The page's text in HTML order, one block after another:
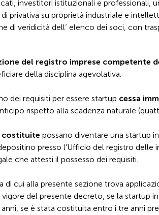
investitori istituzionali e professionali,
privativa su proprietà industriale e
di veridicità dell’ elenco dei soci, con
del registro imprese competente
della disciplina agevolativa.
dei requisiti per essere startup cessa
rispetto alla scadenza naturale
costituite possano diventare una startup
presso l'Ufficio del registro delle
che attesti il possesso dei requisiti.
di cui alla presente sezione trova
vigore del presente decreto, se la startup
se è stata costituita entro i tre anni